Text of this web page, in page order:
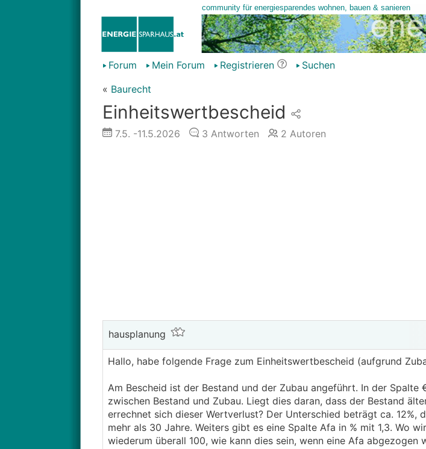
Forum Mein Forum Registrieren
Suchen
« Baurecht
Einheitswertbescheid
7.5. -11.5.2026 3 Antworten 2 Autoren
hausplanung
Hallo, habe folgende Frage zum Einheitswertbescheid (aufgrund
Am Bescheid ist der Bestand und der Zubau angeführt. In der Spalte
zwischen Bestand und Zubau. Liegt dies daran, dass der Bestand
errechnet sich dieser Wertverlust? Der Unterschied beträgt ca. 12%,
mehr als 30 Jahre. Weiters gibt es eine Spalte Afa in % mit 1,3. Wo
wiederum überall 100, wie kann dies sein, wenn eine Afa abgezogen